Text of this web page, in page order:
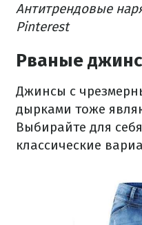
Антитрендовые
Pinterest
Рваные
Джинсы с
дырками тоже
Выбирайте для
классические